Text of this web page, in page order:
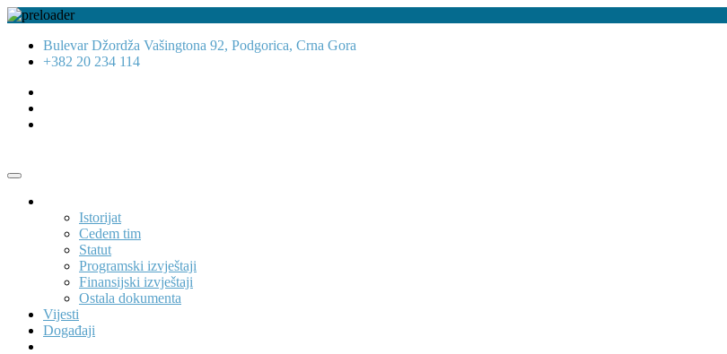
Bulevar Džordža Vašingtona 92, Podgorica, Crna Gora
+382 20 234 114
Istorijat
Cedem tim
Statut
Programski izvještaji
Finansijski izvještaji
Ostala dokumenta
Vijesti
Događaji